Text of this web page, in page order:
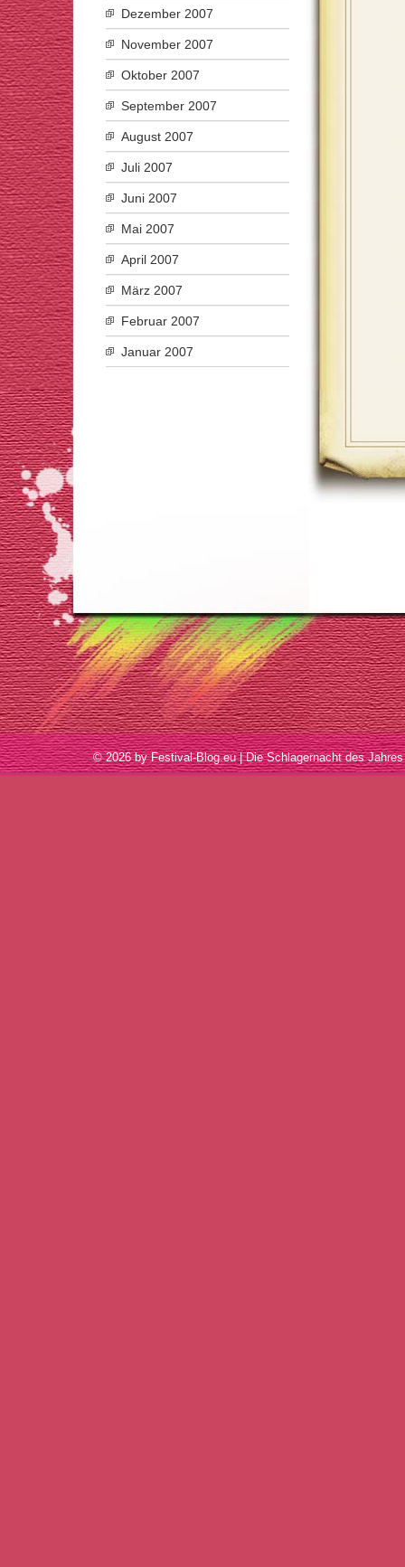
Dezember 2007
November 2007
Oktober 2007
September 2007
August 2007
Juli 2007
Juni 2007
Mai 2007
April 2007
März 2007
Februar 2007
Januar 2007
© 2026 by Festival-Blog.eu | Die Schlagernacht des